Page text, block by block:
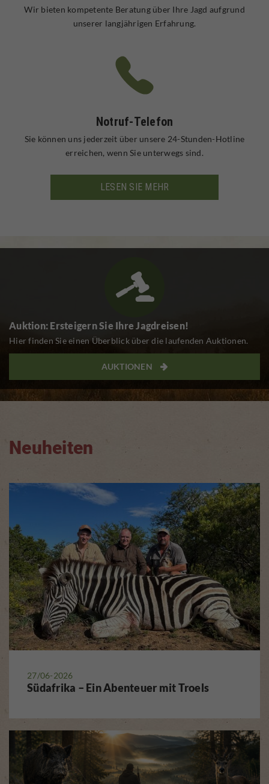
Wir bieten kompetente Beratung über Ihre Jagd aufgrund
unserer langjährigen Erfahrung.
Notruf-Telefon
Sie können uns jederzeit über unsere 24-Stunden-Hotline
erreichen, wenn Sie unterwegs sind.
LESEN SIE MEHR
Auktion: Ersteigern Sie Ihre Jagdreisen!
Hier finden Sie einen Überblick über die laufenden Auktionen.
AUKTIONEN 
Neuheiten
27/06-2026
Südafrika – Ein Abenteuer mit Troels